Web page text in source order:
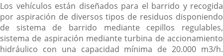
Los vehículos están diseñados para el barrido y recogida
por aspiración de diversos tipos de residuos disponiendo
de sistema de barrido mediante cepillos regulables,
sistema de aspiración mediante turbina de accionamiento
hidráulico con una capacidad mínima de 20.000 m3/h.